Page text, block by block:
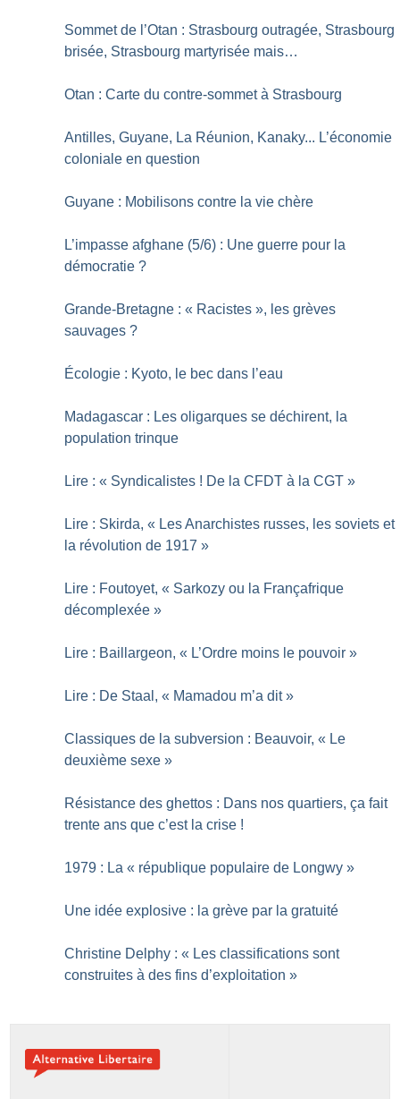
Sommet de l’Otan : Strasbourg outragée, Strasbourg
brisée, Strasbourg martyrisée mais…
Otan : Carte du contre-sommet à Strasbourg
Antilles, Guyane, La Réunion, Kanaky... L’économie
coloniale en question
Guyane : Mobilisons contre la vie chère
L’impasse afghane (5/6) : Une guerre pour la
démocratie ?
Grande-Bretagne : « Racistes », les grèves
sauvages ?
Écologie : Kyoto, le bec dans l’eau
Madagascar : Les oligarques se déchirent, la
population trinque
Lire : « Syndicalistes ! De la CFDT à la CGT »
Lire : Skirda, « Les Anarchistes russes, les soviets et
la révolution de 1917 »
Lire : Foutoyet, « Sarkozy ou la Françafrique
décomplexée »
Lire : Baillargeon, « L’Ordre moins le pouvoir »
Lire : De Staal, « Mamadou m’a dit »
Classiques de la subversion : Beauvoir, « Le
deuxième sexe »
Résistance des ghettos : Dans nos quartiers, ça fait
trente ans que c’est la crise !
1979 : La « république populaire de Longwy »
Une idée explosive : la grève par la gratuité
Christine Delphy : « Les classifications sont
construites à des fins d’exploitation »